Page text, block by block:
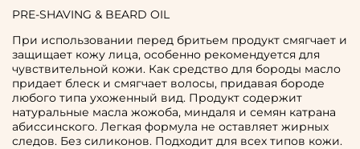
PRE-SHAVING & BEARD OIL
При использовании перед бритьем продукт смягчает и
защищает кожу лица, особенно рекомендуется для
чувствительной кожи. Как средство для бороды масло
придает блеск и смягчает волосы, придавая бороде
любого типа ухоженный вид. Продукт содержит
натуральные масла жожоба, миндаля и семян катрана
абиссинского. Легкая формула не оставляет жирных
следов. Без силиконов. Подходит для всех типов кожи.